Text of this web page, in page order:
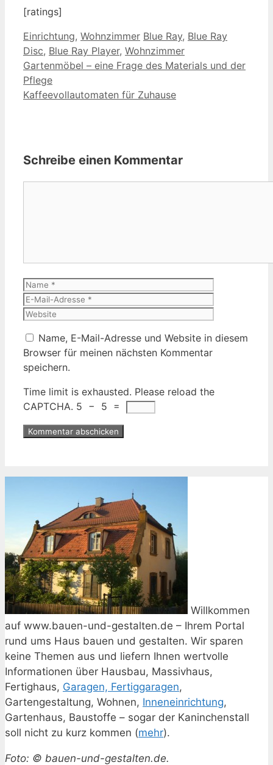
[ratings]
Kategorien
Einrichtung, Wohnzimmer Schlagwörter
Blue Ray, Blue Ray
Disc, Blue Ray Player, Wohnzimmer
Gartenmöbel – eine Frage des Materials und der
Pflege
Kaffeevollautomaten für Zuhause
Schreibe einen Kommentar
Name
Name, E-Mail-Adresse und Website in diesem
Browser für meinen nächsten Kommentar
speichern.
Time limit is exhausted. Please reload the
CAPTCHA. 5 − 5 =
Willkommen
auf www.bauen-und-gestalten.de – Ihrem Portal
rund ums Haus bauen und gestalten. Wir sparen
keine Themen aus und liefern Ihnen wertvolle
Informationen über Hausbau, Massivhaus,
Fertighaus, Garagen, Fertiggaragen,
Gartengestaltung, Wohnen, Inneneinrichtung,
Gartenhaus, Baustoffe – sogar der Kaninchenstall
soll nicht zu kurz kommen (mehr).
Foto: © bauen-und-gestalten.de.